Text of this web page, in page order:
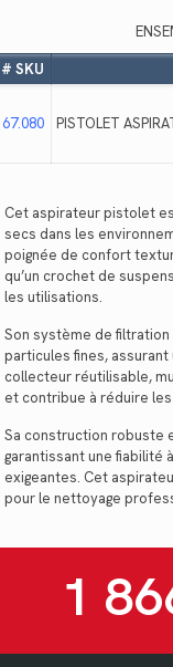
# SKU
67.080 PISTOLET
Cet aspirateur pistolet
secs dans les
poignée de confort
qu’un crochet de
les utilisations.
Son système de
particules fines,
collecteur réutilisable,
et contribue à réduire
Sa construction robuste
garantissant une fiabilité
exigeantes. Cet
pour le nettoyage
1